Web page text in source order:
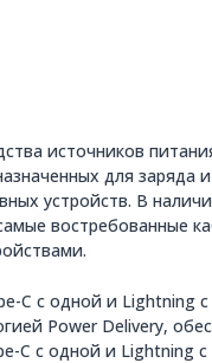
источников
для
устройств. В
востребованные
C с одной и Lightning
Power Delivery,
C с одной и Lightning